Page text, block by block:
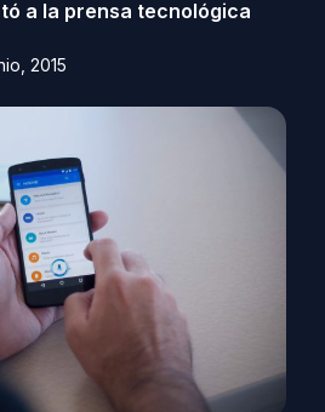
a la prensa tecnológica
2015